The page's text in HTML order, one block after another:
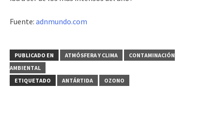
Fuente: adnmundo.com
PUBLICADO EN ATMÓSFERA Y CLIMA
CONTAMINACIÓN
AMBIENTAL
ETIQUETADO
ANTÁRTIDA OZONO